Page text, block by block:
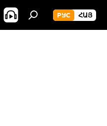
РУС ՀԱՅ